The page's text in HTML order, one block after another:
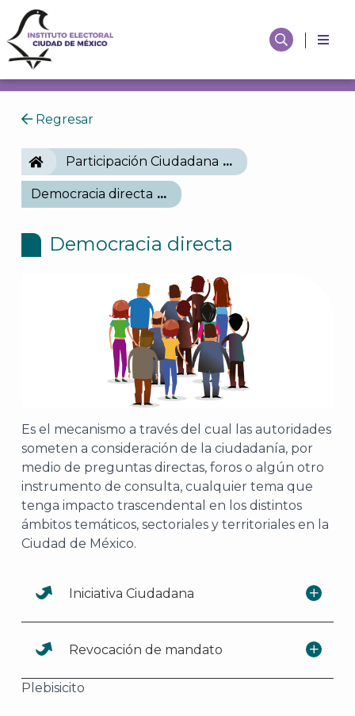
Regresar
IECMParticipación Ciudadana
Democracia directa
Democracia directa
Es el mecanismo a través del cual las autoridades
someten a consideración de la ciudadanía, por
medio de preguntas directas, foros o algún otro
instrumento de consulta, cualquier tema que
tenga impacto trascendental en los distintos
ámbitos temáticos, sectoriales y territoriales en la
Ciudad de México.
Iniciativa Ciudadana
Revocación de mandato
Plebisicito